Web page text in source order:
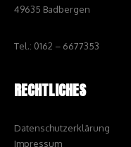
49635 Badbergen
Tel.: 0162 – 6677353
RECHTLICHES
Datenschutzerklärung
Impressum